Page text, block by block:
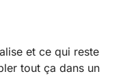
et ce qui reste
tout ça dans un